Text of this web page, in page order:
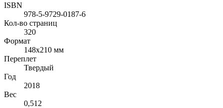
ISBN
978-5-9729-0187-6
Кол-во страниц
320
Формат
148x210 мм
Переплет
Твердый
Год
2018
Вес
0,512